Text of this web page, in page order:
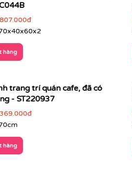
807.000đ
hàng
trang trí quán cafe, đã có
- ST220937
369.000đ
hàng